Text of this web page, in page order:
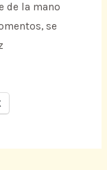
de la mano
se